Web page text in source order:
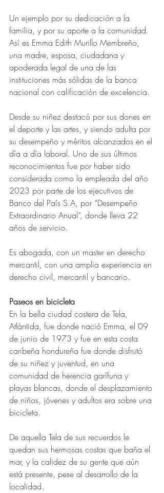
Un ejemplo por su dedicación a la
familia, y por su aporte a la comunidad.
Así es Emma Edith Murillo Membreño,
una madre, esposa, ciudadana y
apoderada legal de una de las
instituciones más sólidas de la banca
nacional con calificación de excelencia.
Desde su niñez destacó por sus dones en
el deporte y las artes, y siendo adulta por
su desempeño y méritos alcanzados en el
día a día laboral. Uno de sus últimos
reconocimientos fue por haber sido
considerada como la empleada del año
2023 por parte de los ejecutivos de
Banco del País S.A, por “Desempeño
Extraordinario Anual”, donde lleva 22
años de servicio.
Es abogada, con un master en derecho
mercantil, con una amplia experiencia en
derecho civil, mercantil y bancario.
Paseos en bicicleta
En la bella ciudad costera de Tela,
Atlántida, fue donde nació Emma, el 09
de junio de 1973 y fue en esta costa
caribeña hondureña fue donde disfrutó
de su niñez y juventud, en una
comunidad de herencia garífuna y
playas blancas, donde el desplazamiento
de niños, jóvenes y adultos era sobre una
bicicleta.
De aquella Tela de sus recuerdos le
quedan sus hermosas costas que baña el
mar, y la calidez de su gente que aún
está presente, pese al desarrollo de la
localidad.